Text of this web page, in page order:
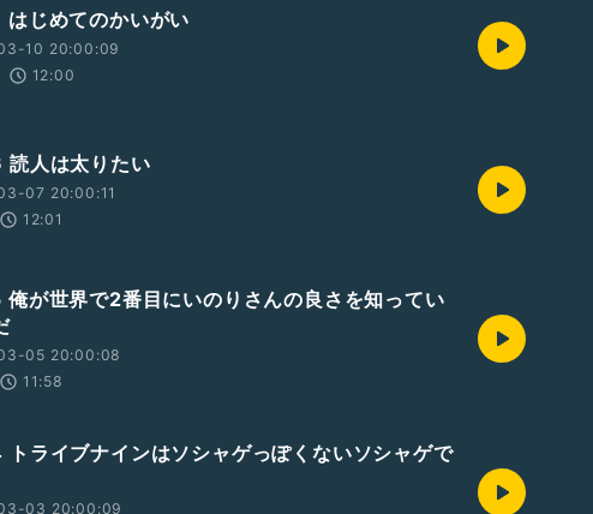
じめてのかいがい
10 20:00:09
12:00
人は太りたい
07 20:00:11
12:01
が世界で2番目にいのりさんの良さを知ってい
05 20:00:08
11:58
ライブナインはソシャゲっぽくないソシャゲで
03 20:00:09